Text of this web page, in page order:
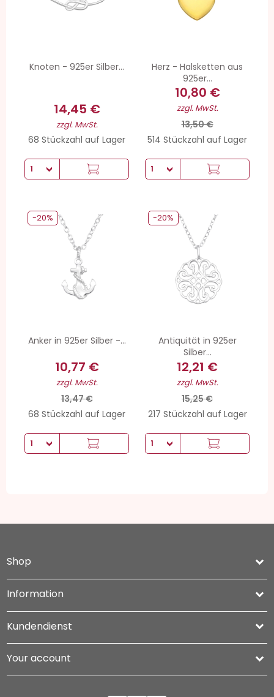
Knoten - 925er Silber...
14,45 €
zzgl. MwSt.
68 Stückzahl auf Lager
Herz - Halsketten aus
925er...
10,80 €
zzgl. MwSt.
13,50 €
514 Stückzahl auf Lager
Anker in 925er Silber -...
10,77 €
zzgl. MwSt.
13,47 €
68 Stückzahl auf Lager
-20%
Antiquität in 925er
Silber...
12,21 €
zzgl. MwSt.
15,25 €
217 Stückzahl auf Lager
-20%
Shop keyboard_arrow_down
Information 
Kundendienst 
Your account 